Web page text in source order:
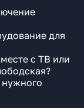
для
с ТВ или
нужного